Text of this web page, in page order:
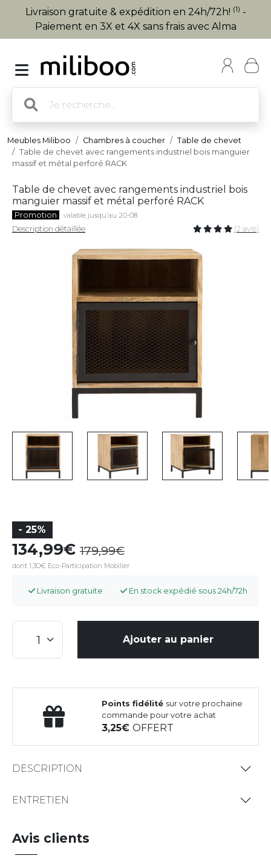
Livraison gratuite & expédition en 24h/72h! (1) -
Paiement en 3X et 4X sans frais avec Alma
Meubles Miliboo Chambres à coucher
Table de chevet
Table de chevet avec rangements industriel bois manguier
massif et métal perforé RACK
Table de chevet avec rangements industriel bois
manguier massif et métal perforé RACK
Promotion valable jusqu'au 20-08
Description détaillée (2 avis)
- 25%
134,99 179,99
dont 1,30€ Eco-Participation Mobilier
Livraison gratuite En stock expédié sous 24h/72h
Ajouter au panier
Points fidélité sur votre prochaine
commande pour votre achat
3,25OFFERT
DESCRIPTION
ENTRETIEN
Avis clients